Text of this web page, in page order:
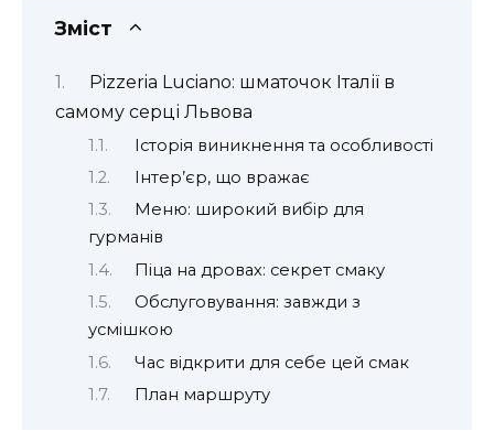
Зміст
Pizzeria Luciano: шматочок Італії в
самому серці Львова
Історія виникнення та особливості
Інтер’єр, що вражає
Меню: широкий вибір для
гурманів
Піца на дровах: секрет смаку
Обслуговування: завжди з
усмішкою
Час відкрити для себе цей смак
План маршруту